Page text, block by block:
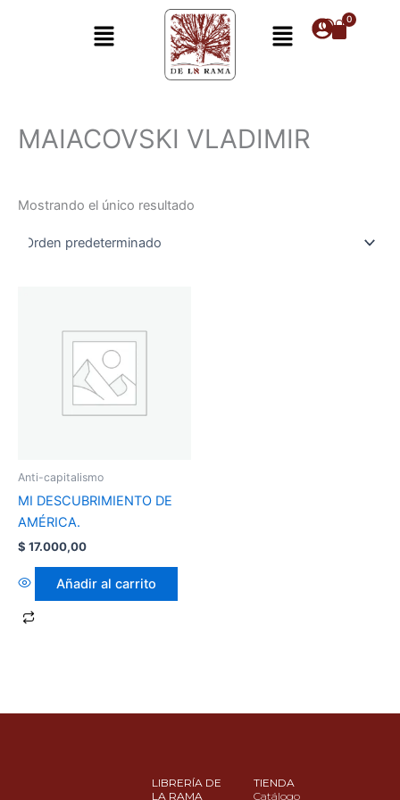
Menú Menú
MAIACOVSKI VLADIMIR
Mostrando el único resultado
Anti-capitalismo
MI DESCUBRIMIENTO DE
AMÉRICA.
$ 17.000,00
Añadir al carrito
LIBRERÍA DE
LA RAMA
TIENDA
Catálogo